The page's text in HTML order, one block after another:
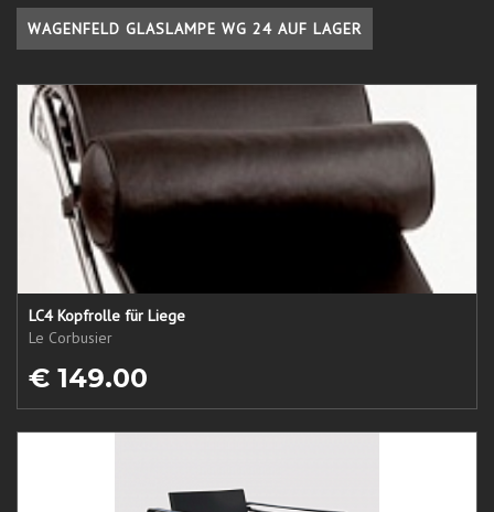
WAGENFELD GLASLAMPE WG 24 AUF LAGER
LC4 Kopfrolle für Liege
Le Corbusier
€ 149.00